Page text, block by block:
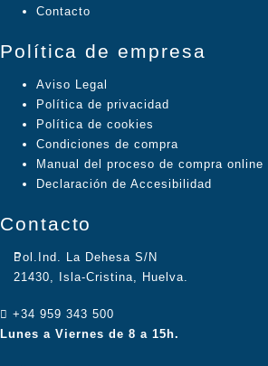
Contacto
Política de empresa
Aviso Legal
Política de privacidad
Política de cookies
Condiciones de compra
Manual del proceso de compra online
Declaración de Accesibilidad
Contacto
Pol.Ind. La Dehesa S/N
21430, Isla-Cristina, Huelva.
+34 959 343 500
Lunes a Viernes de 8 a 15h.